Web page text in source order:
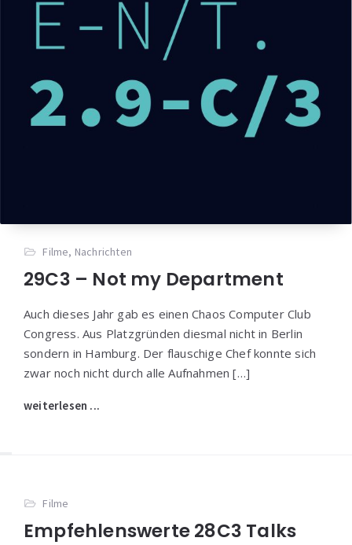
Filme, Nachrichten
29C3 – Not my Department
Auch dieses Jahr gab es einen Chaos Computer Club
Congress. Aus Platzgründen diesmal nicht in Berlin
sondern in Hamburg. Der flauschige Chef konnte sich
zwar noch nicht durch alle Aufnahmen […]
weiterlesen ...
Filme
Empfehlenswerte 28C3 Talks